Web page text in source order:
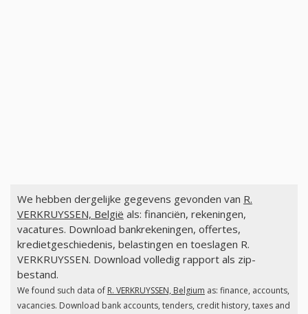
We hebben dergelijke gegevens gevonden van R.
VERKRUYSSEN, België als: financiën, rekeningen,
vacatures. Download bankrekeningen, offertes,
kredietgeschiedenis, belastingen en toeslagen R.
VERKRUYSSEN. Download volledig rapport als zip-
bestand.
We found such data of R. VERKRUYSSEN, Belgium as: finance, accounts,
vacancies. Download bank accounts, tenders, credit history, taxes and